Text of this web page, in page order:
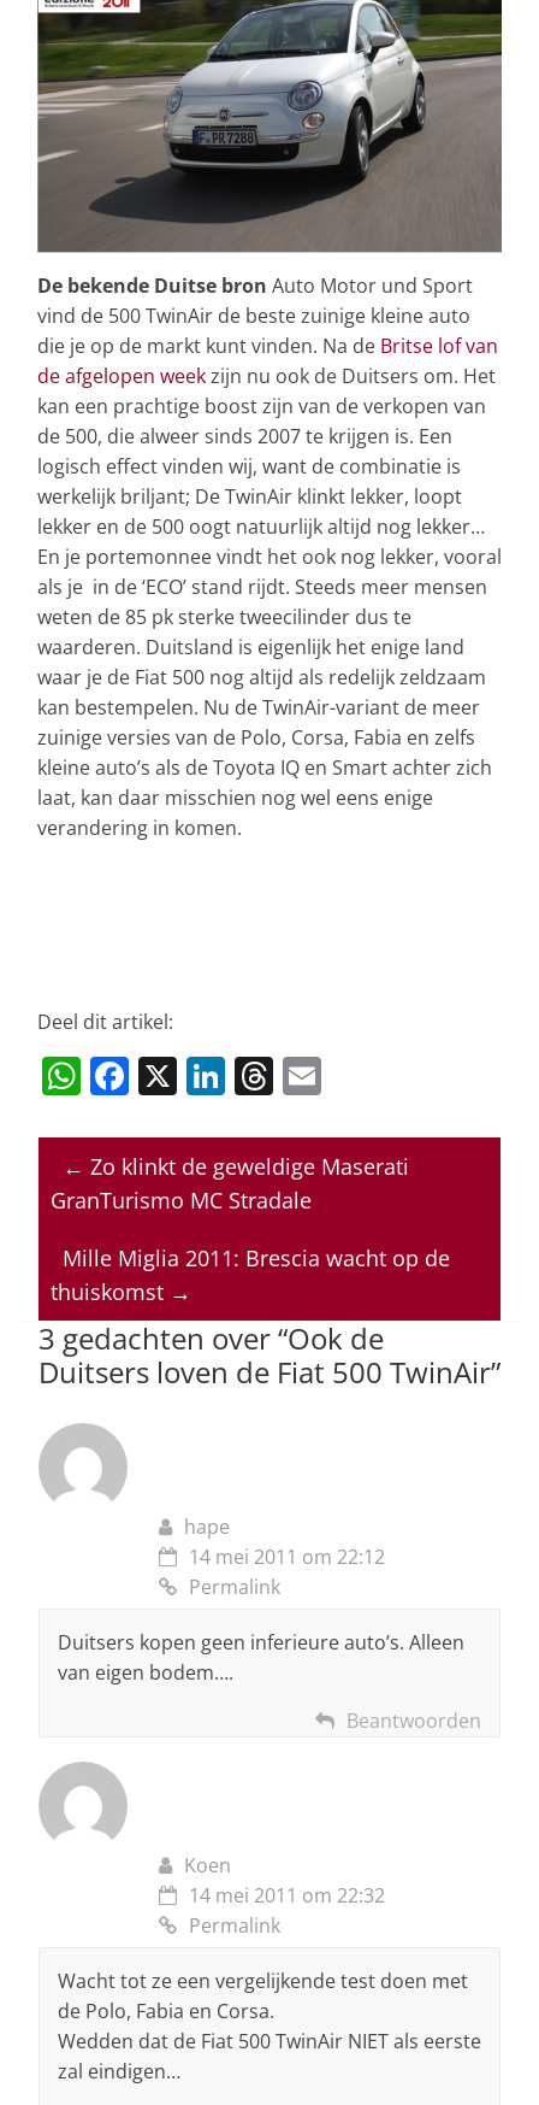
De bekende Duitse bron Auto Motor und Sport
vind de 500 TwinAir de beste zuinige kleine auto
die je op de markt kunt vinden. Na de Britse lof van
de afgelopen weekzijn nu ook de Duitsers om. Het
kan een prachtige boost zijn van de verkopen van
de 500, die alweer sinds 2007 te krijgen is. Een
logisch effect vinden wij, want de combinatie is
werkelijk briljant; De TwinAir klinkt lekker, loopt
lekker en de 500 oogt natuurlijk altijd nog lekker…
En je portemonnee vindt het ook nog lekker, vooral
als je in de ‘ECO’ stand rijdt. Steeds meer mensen
weten de 85 pk sterke tweecilinder dus te
waarderen. Duitsland is eigenlijk het enige land
waar je de Fiat 500 nog altijd als redelijk zeldzaam
kan bestempelen. Nu de TwinAir-variant de meer
zuinige versies van de Polo, Corsa, Fabia en zelfs
kleine auto’s als de Toyota IQ en Smart achter zich
laat, kan daar misschien nog wel eens enige
verandering in komen.
Deel dit artikel:
W
at
s
p
p
F
c
e
o
o
k
X Li
k
e
n
T
re
a
s
ai
l
← Zo klinkt de geweldige Maserati
GranTurismo MC Stradale
Mille Miglia 2011: Brescia wacht op de
thuiskomst →
3 gedachten over “Ook de
Duitsers loven de Fiat 500 TwinAir”
hape
14 mei 2011 om 22:12
Permalink
Duitsers kopen geen inferieure auto’s. Alleen
van eigen bodem….
Beantwoorden
Koen
14 mei 2011 om 22:32
Permalink
Wacht tot ze een vergelijkende test doen met
de Polo, Fabia en Corsa.
Wedden dat de Fiat 500 TwinAir NIET als eerste
zal eindigen…